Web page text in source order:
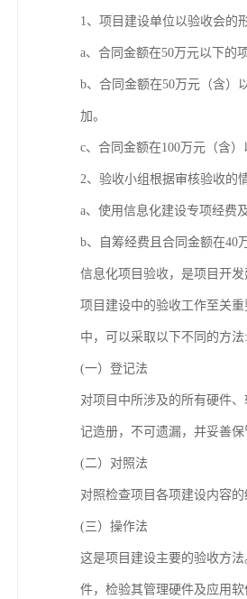
1、项目建设单位以验收会的
a、合同金额在50万元以下的
b、合同金额在50万元（含）
加。
c、合同金额在100万元（含
2、验收小组根据审核验收的
a、使用信息化建设专项经费
b、自筹经费且合同金额在40
信息化项目验收，是项目开
项目建设中的验收工作至关
中，可以采取以下不同的方法:
(一）登记法
对项目中所涉及的所有硬件
记造册，不可遗漏，并妥善
(二）对照法
对照检查项目各项建设内容
(三）操作法
这是项目建设主要的验收方
件，检验其管理硬件及应用